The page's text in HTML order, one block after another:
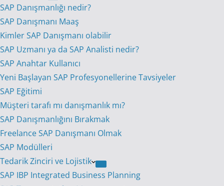
SAP Danışmanlığı nedir?
SAP Danışmanı Maaş
Kimler SAP Danışmanı olabilir
SAP Uzmanı ya da SAP Analisti nedir?
SAP Anahtar Kullanıcı
Yeni Başlayan SAP Profesyonellerine Tavsiyeler
SAP Eğitimi
Müşteri tarafı mı danışmanlık mı?
SAP Danışmanlığını Bırakmak
Freelance SAP Danışmanı Olmak
SAP Modülleri
Tedarik Zinciri ve Lojistik
SAP IBP Integrated Business Planning